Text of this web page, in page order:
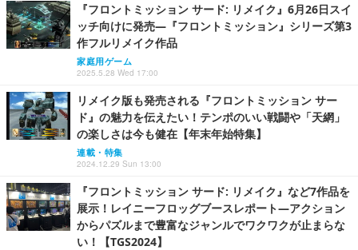
『フロントミッション サード: リメイク』6月26日スイ
ッチ向けに発売―『フロントミッション』シリーズ第3
作フルリメイク作品
家庭用ゲーム
2025.5.28 Wed 17:00
リメイク版も発売される『フロントミッション サー
ド』の魅力を伝えたい！テンポのいい戦闘や「天網」
の楽しさは今も健在【年末年始特集】
連載・特集
2024.12.29 Sun 13:00
『フロントミッション サード: リメイク』など7作品を
展示！レイニーフロッグブースレポート―アクション
からパズルまで豊富なジャンルでワクワクが止まらな
い！【TGS2024】